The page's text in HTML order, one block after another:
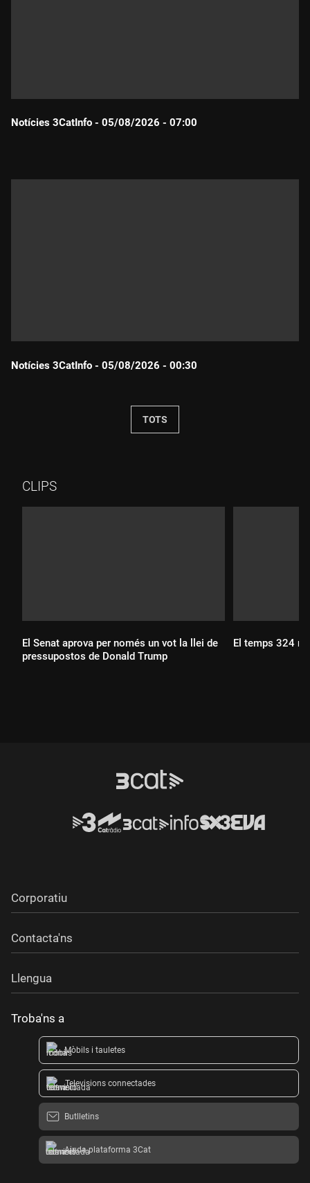
Notícies 3CatInfo - 05/08/2026 - 07:00
Notícies 3CatInfo - 05/08/2026 - 00:30
TOTS
CLIPS
El Senat aprova per només un vot la llei de
pressupostos de Donald Trump
El temps 324
Corporatiu
Contacta'ns
Llengua
Troba'ns a
Mòbils i tauletes
Televisions connectades
Butlletins
Ajuda plataforma 3Cat